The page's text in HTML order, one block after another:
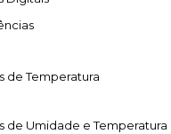
de Temperatura
de Umidade e Temperatura